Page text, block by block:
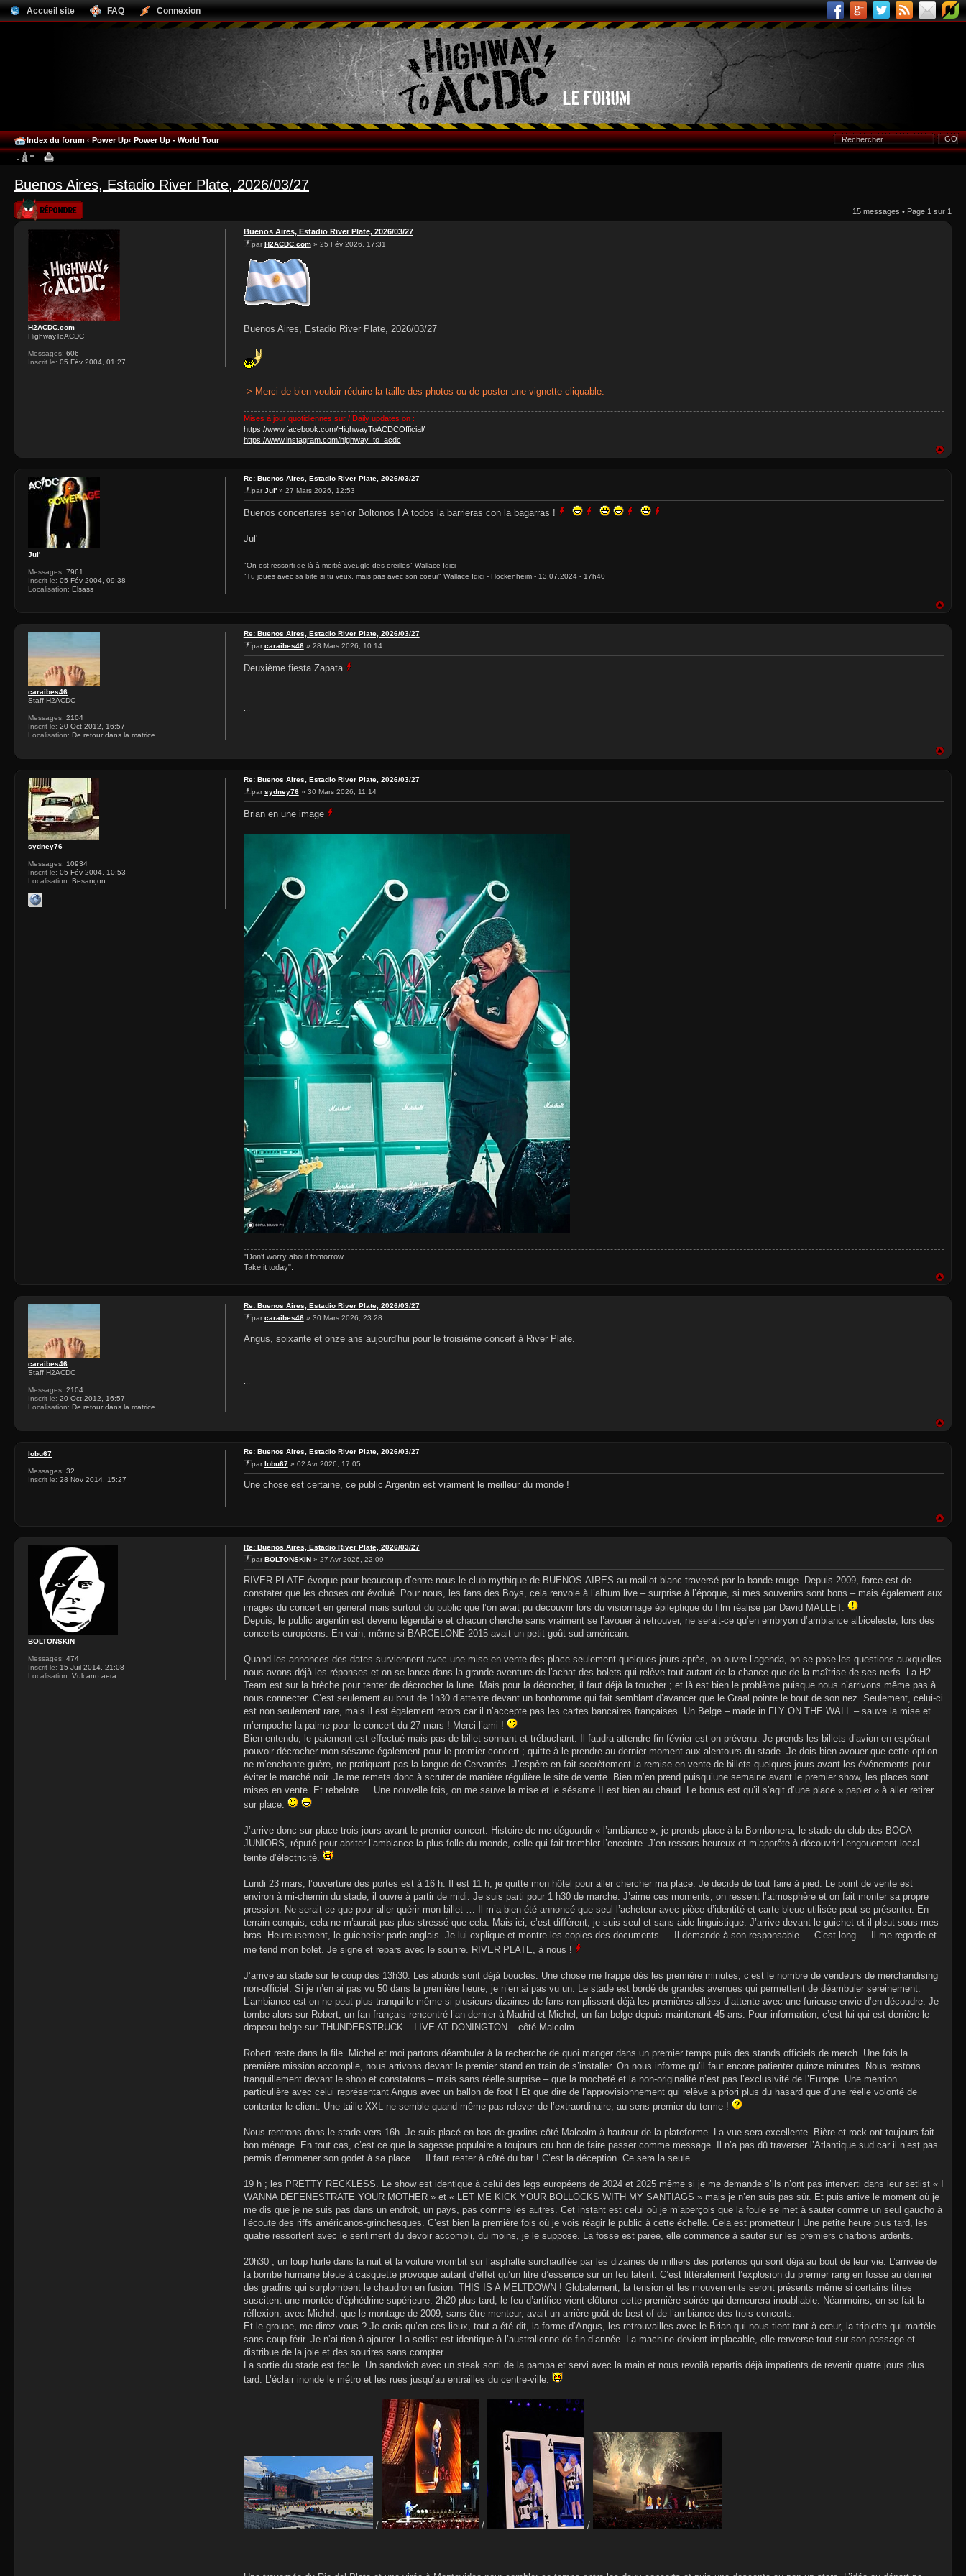
Accueil site FAQ Connexion
Index du forum ‹ Power Up‹ Power Up - World Tour
Buenos Aires, Estadio River Plate, 2026/03/27
Publier une
réponse
15 messages • Page 1 sur 1
H2ACDC.com
HighwayToACDC
Messages: 606
Inscrit le: 05 Fév 2004, 01:27
Buenos Aires, Estadio River Plate, 2026/03/27
par H2ACDC.com» 25 Fév 2026, 17:31
Buenos Aires, Estadio River Plate, 2026/03/27
-> Merci de bien vouloir réduire la taille des photos ou de poster une vignette cliquable.
Mises à jour quotidiennes sur / Daily updates on :
https://www.facebook.com/HighwayToACDCOfficial/
https://www.instagram.com/highway_to_acdc
Jul'
Messages: 7961
Inscrit le: 05 Fév 2004, 09:38
Localisation: Elsass
Re: Buenos Aires, Estadio River Plate, 2026/03/27
parJul'» 27 Mars 2026, 12:53
Buenos concertares senior Boltonos ! A todos la barrieras con la bagarras !
Jul'
"On est ressorti de là à moitié aveugle des oreilles" Wallace Idici
"Tu joues avec sa bite si tu veux, mais pas avec son coeur" Wallace Idici - Hockenheim - 13.07.2024 - 17h40
caraibes46
Staff H2ACDC
Messages: 2104
Inscrit le: 20 Oct 2012, 16:57
Localisation: De retour dans la matrice.
Re: Buenos Aires, Estadio River Plate, 2026/03/27
par caraibes46» 28 Mars 2026, 10:14
Deuxième fiesta Zapata
sydney76
Messages: 10934
Inscrit le: 05 Fév 2004, 10:53
Localisation: Besançon
Re: Buenos Aires, Estadio River Plate, 2026/03/27
parsydney76» 30 Mars 2026, 11:14
Brian en une image
"Don't worry about tomorrow
Take it today".
caraibes46
Staff H2ACDC
Messages: 2104
Inscrit le: 20 Oct 2012, 16:57
Localisation: De retour dans la matrice.
Re: Buenos Aires, Estadio River Plate, 2026/03/27
par caraibes46» 30 Mars 2026, 23:28
Angus, soixante et onze ans aujourd'hui pour le troisième concert à River Plate.
lobu67
Messages: 32
Inscrit le: 28 Nov 2014, 15:27
Re: Buenos Aires, Estadio River Plate, 2026/03/27
par lobu67» 02 Avr 2026, 17:05
Une chose est certaine, ce public Argentin est vraiment le meilleur du monde !
BOLTONSKIN
Messages: 474
Inscrit le: 15 Juil 2014, 21:08
Localisation: Vulcano aera
Re: Buenos Aires, Estadio River Plate, 2026/03/27
par BOLTONSKIN » 27 Avr 2026, 22:09
RIVER PLATE évoque pour beaucoup d’entre nous le club mythique de BUENOS-AIRES au maillot blanc traversé par la bande rouge. Depuis 2009, force est de
constater que les choses ont évolué. Pour nous, les fans des Boys, cela renvoie à l’album live – surprise à l’époque, si mes souvenirs sont bons – mais également aux
images du concert en général mais surtout du public que l’on avait pu découvrir lors du visionnage épileptique du film réalisé par David MALLET.
Depuis, le public argentin est devenu légendaire et chacun cherche sans vraiment se l’avouer à retrouver, ne serait-ce qu’en embryon d’ambiance albiceleste, lors des
concerts européens. En vain, même si BARCELONE 2015 avait un petit goût sud-américain.
Quand les annonces des dates surviennent avec une mise en vente des place seulement quelques jours après, on ouvre l’agenda, on se pose les questions auxquelles
nous avons déjà les réponses et on se lance dans la grande aventure de l’achat des bolets qui relève tout autant de la chance que de la maîtrise de ses nerfs. La H2
Team est sur la brèche pour tenter de décrocher la lune. Mais pour la décrocher, il faut déjà la toucher ; et là est bien le problème puisque nous n’arrivons même pas à
nous connecter. C’est seulement au bout de 1h30 d’attente devant un bonhomme qui fait semblant d’avancer que le Graal pointe le bout de son nez. Seulement, celui-ci
est non seulement rare, mais il est également retors car il n’accepte pas les cartes bancaires françaises. Un Belge – made in FLY ON THE WALL – sauve la mise et
m’empoche la palme pour le concert du 27 mars ! Merci l’ami !
Bien entendu, le paiement est effectué mais pas de billet sonnant et trébuchant. Il faudra attendre fin février est-on prévenu. Je prends les billets d’avion en espérant
pouvoir décrocher mon sésame également pour le premier concert ; quitte à le prendre au dernier moment aux alentours du stade. Je dois bien avouer que cette option
ne m’enchante guère, ne pratiquant pas la langue de Cervantès. J’espère en fait secrètement la remise en vente de billets quelques jours avant les événements pour
éviter le marché noir. Je me remets donc à scruter de manière régulière le site de vente. Bien m’en prend puisqu’une semaine avant le premier show, les places sont
mises en vente. Et rebelote … Une nouvelle fois, on me sauve la mise et le sésame II est bien au chaud. Le bonus est qu’il s’agit d’une place « papier » à aller retirer
sur place.
J’arrive donc sur place trois jours avant le premier concert. Histoire de me dégourdir « l’ambiance », je prends place à la Bombonera, le stade du club des BOCA
JUNIORS, réputé pour abriter l’ambiance la plus folle du monde, celle qui fait trembler l’enceinte. J’en ressors heureux et m’apprête à découvrir l’engouement local
teinté d’électricité.
Lundi 23 mars, l’ouverture des portes est à 16 h. Il est 11 h, je quitte mon hôtel pour aller chercher ma place. Je décide de tout faire à pied. Le point de vente est
environ à mi-chemin du stade, il ouvre à partir de midi. Je suis parti pour 1 h30 de marche. J’aime ces moments, on ressent l’atmosphère et on fait monter sa propre
pression. Ne serait-ce que pour aller quérir mon billet … Il m’a bien été annoncé que seul l’acheteur avec pièce d’identité et carte bleue utilisée peut se présenter. En
terrain conquis, cela ne m’aurait pas plus stressé que cela. Mais ici, c’est différent, je suis seul et sans aide linguistique. J’arrive devant le guichet et il pleut sous mes
bras. Heureusement, le guichetier parle anglais. Je lui explique et montre les copies des documents … Il demande à son responsable … C’est long … Il me regarde et
me tend mon bolet. Je signe et repars avec le sourire. RIVER PLATE, à nous !
J’arrive au stade sur le coup des 13h30. Les abords sont déjà bouclés. Une chose me frappe dès les première minutes, c’est le nombre de vendeurs de merchandising
non-officiel. Si je n’en ai pas vu 50 dans la première heure, je n’en ai pas vu un. Le stade est bordé de grandes avenues qui permettent de déambuler sereinement.
L’ambiance est on ne peut plus tranquille même si plusieurs dizaines de fans remplissent déjà les premières allées d’attente avec une furieuse envie d’en découdre. Je
tombe alors sur Robert, un fan français rencontré l’an dernier à Madrid et Michel, un fan belge depuis maintenant 45 ans. Pour information, c’est lui qui est derrière le
drapeau belge sur THUNDERSTRUCK – LIVE AT DONINGTON – côté Malcolm.
Robert reste dans la file. Michel et moi partons déambuler à la recherche de quoi manger dans un premier temps puis des stands officiels de merch. Une fois la
première mission accomplie, nous arrivons devant le premier stand en train de s’installer. On nous informe qu’il faut encore patienter quinze minutes. Nous restons
tranquillement devant le shop et constatons – mais sans réelle surprise – que la mocheté et la non-originalité n’est pas l’exclusivité de l’Europe. Une mention
particulière avec celui représentant Angus avec un ballon de foot ! Et que dire de l’approvisionnement qui relève a priori plus du hasard que d’une réelle volonté de
contenter le client. Une taille XXL ne semble quand même pas relever de l’extraordinaire, au sens premier du terme !
Nous rentrons dans le stade vers 16h. Je suis placé en bas de gradins côté Malcolm à hauteur de la plateforme. La vue sera excellente. Bière et rock ont toujours fait
bon ménage. En tout cas, c’est ce que la sagesse populaire a toujours cru bon de faire passer comme message. Il n’a pas dû traverser l’Atlantique sud car il n’est pas
permis d’emmener son godet à sa place … Il faut rester à côté du bar ! C’est la déception. Ce sera la seule.
19 h ; les PRETTY RECKLESS. Le show est identique à celui des legs européens de 2024 et 2025 même si je me demande s’ils n’ont pas interverti dans leur setlist « I
WANNA DEFENESTRATE YOUR MOTHER » et « LET ME KICK YOUR BOLLOCKS WITH MY SANTIAGS » mais je n’en suis pas sûr. Et puis arrive le moment où je
me dis que je ne suis pas dans un endroit, un pays, pas comme les autres. Cet instant est celui où je m’aperçois que la foule se met à sauter comme un seul gaucho à
l’écoute des riffs américanos-grinchesques. C’est bien la première fois où je vois réagir le public à cette échelle. Cela est prometteur ! Une petite heure plus tard, les
quatre ressortent avec le sentiment du devoir accompli, du moins, je le suppose. La fosse est parée, elle commence à sauter sur les premiers charbons ardents.
20h30 ; un loup hurle dans la nuit et la voiture vrombit sur l’asphalte surchauffée par les dizaines de milliers des portenos qui sont déjà au bout de leur vie. L’arrivée de
la bombe humaine bleue à casquette provoque autant d’effet qu’un litre d’essence sur un feu latent. C’est littéralement l’explosion du premier rang en fosse au dernier
des gradins qui surplombent le chaudron en fusion. THIS IS A MELTDOWN ! Globalement, la tension et les mouvements seront présents même si certains titres
suscitent une montée d’éphédrine supérieure. 2h20 plus tard, le feu d’artifice vient clôturer cette première soirée qui demeurera inoubliable. Néanmoins, on se fait la
réflexion, avec Michel, que le montage de 2009, sans être menteur, avait un arrière-goût de best-of de l’ambiance des trois concerts.
Et le groupe, me direz-vous ? Je crois qu’en ces lieux, tout a été dit, la forme d’Angus, les retrouvailles avec le Brian qui nous tient tant à cœur, la triplette qui martèle
sans coup férir. Je n’ai rien à ajouter. La setlist est identique à l’australienne de fin d’année. La machine devient implacable, elle renverse tout sur son passage et
distribue de la joie et des sourires sans compter.
La sortie du stade est facile. Un sandwich avec un steak sorti de la pampa et servi avec la main et nous revoilà repartis déjà impatients de revenir quatre jours plus
tard. L’éclair inonde le métro et les rues jusqu’au entrailles du centre-ville.
/ / /